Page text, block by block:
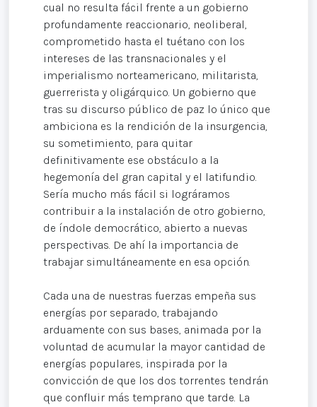
cual no resulta fácil frente a un gobierno
profundamente reaccionario, neoliberal,
comprometido hasta el tuétano con los
intereses de las transnacionales y el
imperialismo norteamericano, militarista,
guerrerista y oligárquico. Un gobierno que
tras su discurso público de paz lo único que
ambiciona es la rendición de la insurgencia,
su sometimiento, para quitar
definitivamente ese obstáculo a la
hegemonía del gran capital y el latifundio.
Sería mucho más fácil si lográramos
contribuir a la instalación de otro gobierno,
de índole democrático, abierto a nuevas
perspectivas. De ahí la importancia de
trabajar simultáneamente en esa opción.
Cada una de nuestras fuerzas empeña sus
energías por separado, trabajando
arduamente con sus bases, animada por la
voluntad de acumular la mayor cantidad de
energías populares, inspirada por la
convicción de que los dos torrentes tendrán
que confluir más temprano que tarde. La